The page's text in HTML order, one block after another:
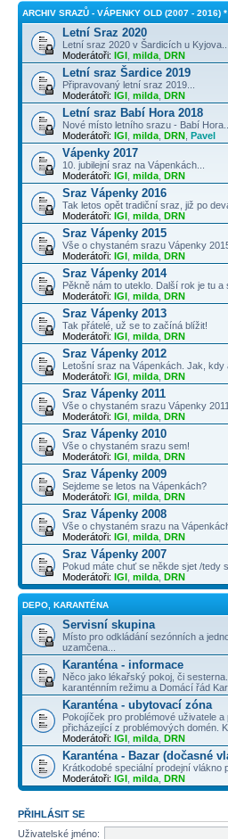
ARCHIV SRAZŮ - VÁPENKY OLD (2007 - 2016)
Letní Sraz 2020
Letní sraz 2020 v Šardicích u Kyjova...
Moderátoři: IGI milda DRN
Letní sraz Šardice 2019
Připravovaný letní sraz 2019...
Moderátoři: IGI milda DRN
Letní sraz Babí Hora 2018
Nové místo letního srazu - Babí Hora...
Moderátoři: IGI milda DRN Pavel
Vápenky 2017
10. jubilejní sraz na Vápenkách...
Moderátoři: IGI milda DRN
Sraz Vápenky 2016
Tak letos opět tradiční sraz, již po
Moderátoři: IGI milda DRN
Sraz Vápenky 2015
Vše o chystaném srazu Vápenky
Moderátoři: IGI milda DRN
Sraz Vápenky 2014
Pěkně nám to uteklo. Další rok je tu
Moderátoři: IGI milda DRN
Sraz Vápenky 2013
Tak přátelé, už se to začíná blížit!
Moderátoři: IGI milda DRN
Sraz Vápenky 2012
Letošní sraz na Vápenkách. Jak, kdy
Moderátoři: IGI milda DRN
Sraz Vápenky 2011
Vše o chystaném srazu Vápenky 2011
Moderátoři: IGI milda DRN
Sraz Vápenky 2010
Vše o chystaném srazu sem!
Moderátoři: IGI milda DRN
Sraz Vápenky 2009
Sejdeme se letos na Vápenkách?
Moderátoři: IGI milda DRN
Sraz Vápenky 2008
Vše o chystaném srazu na
Moderátoři: IGI milda DRN
Sraz Vápenky 2007
Pokud máte chuť se někde sjet /tedy
Moderátoři: IGI milda DRN
DEPO, KARANTÉNA
Servisní skupina
Místo pro odkládání sezónních a
uzamčena...
Karanténa - informace
Něco jako lékařský pokoj, či
karanténním režimu a Domácí řád
Karanténa - ubytovací zóna
Pokojíček pro problémové uživatele
přicházející z problémových domén.
Moderátoři: IGI milda DRN
Karanténa - Bazar (dočasné
Krátkodobé speciální prodejní vlákno
Moderátoři: IGI milda DRN
PŘIHLÁSIT SE
Uživatelské jméno: